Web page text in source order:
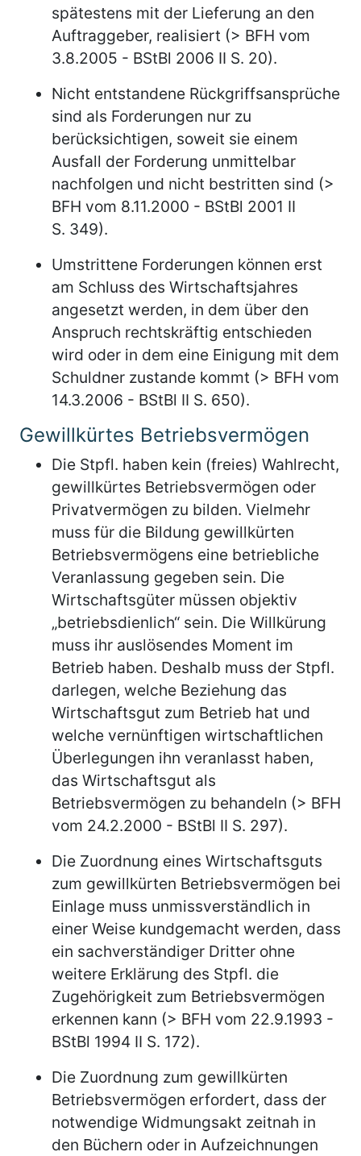
spätestens mit der Lieferung an den
Auftraggeber, realisiert (> BFH vom
3.8.2005 - BStBl 2006 II S. 20).
Nicht entstandene Rückgriffsansprüche
sind als Forderungen nur zu
berücksichtigen, soweit sie einem
Ausfall der Forderung unmittelbar
nachfolgen und nicht bestritten sind (>
BFH vom 8.11.2000 - BStBl 2001 II
S. 349).
Umstrittene Forderungen können erst
am Schluss des Wirtschaftsjahres
angesetzt werden, in dem über den
Anspruch rechtskräftig entschieden
wird oder in dem eine Einigung mit dem
Schuldner zustande kommt (> BFH vom
14.3.2006 - BStBl II S. 650).
Gewillkürtes Betriebsvermögen
Die Stpfl. haben kein (freies) Wahlrecht,
gewillkürtes Betriebsvermögen oder
Privatvermögen zu bilden. Vielmehr
muss für die Bildung gewillkürten
Betriebsvermögens eine betriebliche
Veranlassung gegeben sein. Die
Wirtschaftsgüter müssen objektiv
„betriebsdienlich“ sein. Die Willkürung
muss ihr auslösendes Moment im
Betrieb haben. Deshalb muss der Stpfl.
darlegen, welche Beziehung das
Wirtschaftsgut zum Betrieb hat und
welche vernünftigen wirtschaftlichen
Überlegungen ihn veranlasst haben,
das Wirtschaftsgut als
Betriebsvermögen zu behandeln (> BFH
vom 24.2.2000 - BStBl II S. 297).
Die Zuordnung eines Wirtschaftsguts
zum gewillkürten Betriebsvermögen bei
Einlage muss unmissverständlich in
einer Weise kundgemacht werden, dass
ein sachverständiger Dritter ohne
weitere Erklärung des Stpfl. die
Zugehörigkeit zum Betriebsvermögen
erkennen kann (> BFH vom 22.9.1993 -
BStBl 1994 II S. 172).
Die Zuordnung zum gewillkürten
Betriebsvermögen erfordert, dass der
notwendige Widmungsakt zeitnah in
den Büchern oder in Aufzeichnungen